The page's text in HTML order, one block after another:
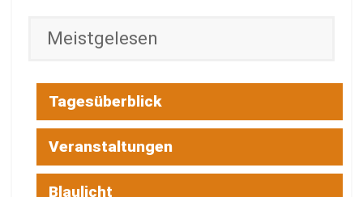
Meistgelesen
Tagesüberblick
Veranstaltungen
Blaulicht